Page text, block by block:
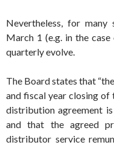
Nevertheless, for
March 1 (e.g. in the
quarterly evolve.
The Board states that
and fiscal year closing
distribution agreement
and that the agreed
distributor service